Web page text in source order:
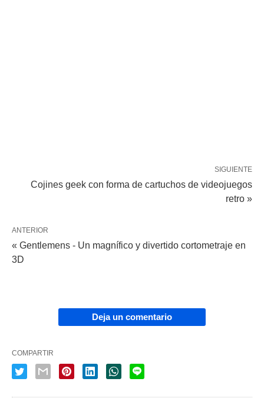
SIGUIENTE
Cojines geek con forma de cartuchos de videojuegos
retro »
ANTERIOR
« Gentlemens - Un magnífico y divertido cortometraje en
3D
Deja un comentario
COMPARTIR